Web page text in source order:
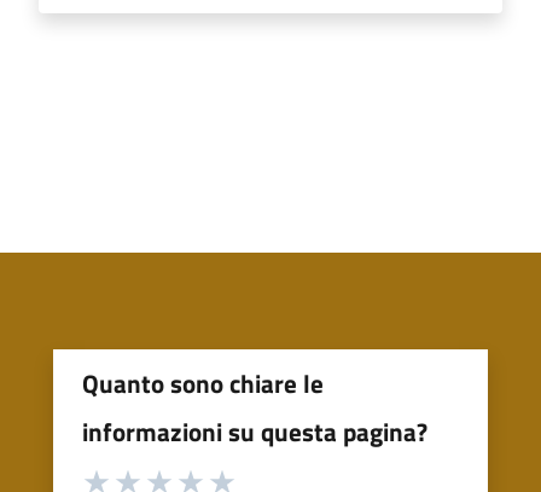
Quanto sono chiare le
informazioni su questa pagina?